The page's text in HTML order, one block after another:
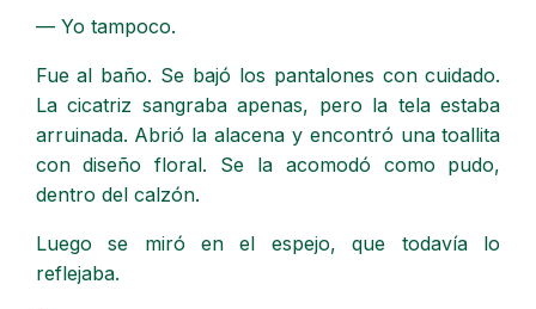
— Yo tampoco.
Fue al baño. Se bajó los pantalones con cuidado.
La cicatriz sangraba apenas, pero la tela estaba
arruinada. Abrió la alacena y encontró una toallita
con diseño floral. Se la acomodó como pudo,
dentro del calzón.
Luego se miró en el espejo, que todavía lo
reflejaba.